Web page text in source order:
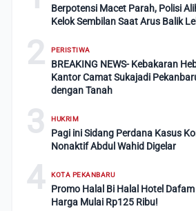
Berpotensi Macet Parah, Polisi
Kelok Sembilan Saat Arus Balik
2 PERISTIWA
BREAKING NEWS- Kebakaran
Kantor Camat Sukajadi
dengan Tanah
3 HUKRIM
Pagi ini Sidang Perdana Kasus
Nonaktif Abdul Wahid Digelar
4 KOTA PEKANBARU
Promo Halal Bi Halal Hotel
Harga Mulai Rp125 Ribu!